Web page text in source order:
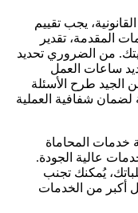
يجب تقييم
المقدمة، تقدير
من الضروري تحديد
ساعات العمل
الجيد طرح الأسئلة
شفافية العملية
خدمات المحاماة
عالية الجودة.
يُمكنك تجنب
أكبر من الخدمات